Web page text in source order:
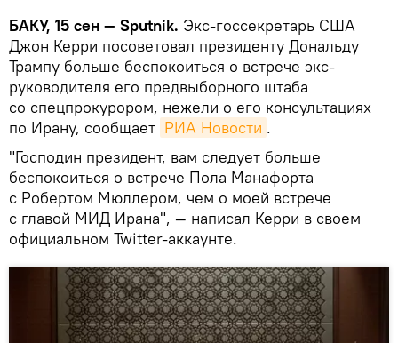
БАКУ, 15 сен — Sputnik. Экс-госсекретарь США
Джон Керри посоветовал президенту Дональду
Трампу больше беспокоиться о встрече экс-
руководителя его предвыборного штаба
со спецпрокурором, нежели о его консультациях
по Ирану, сообщает РИА Новости .
"Господин президент, вам следует больше
беспокоиться о встрече Пола Манафорта
с Робертом Мюллером, чем о моей встрече
с главой МИД Ирана", — написал Керри в своем
официальном Twitter-аккаунте.